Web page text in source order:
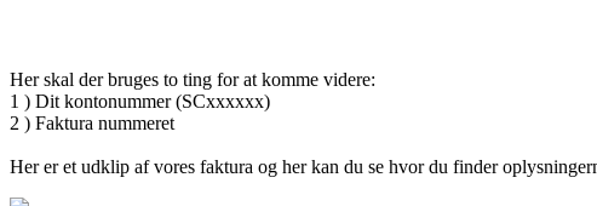
Her skal der bruges to ting for at komme videre:
1 ) Dit kontonummer (SCxxxxxx)
2 ) Faktura nummeret
Her er et udklip af vores faktura og her kan du se hvor du finder